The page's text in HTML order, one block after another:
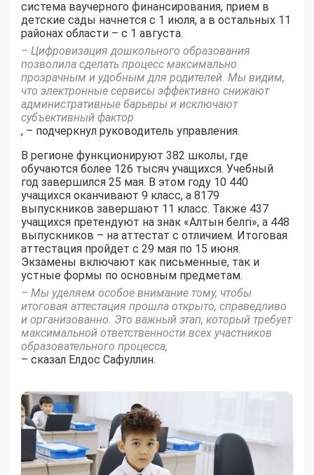
система ваучерного финансирования, прием в
детские сады начнется с 1 июля, а в остальных 11
районах области – с 1 августа.
– Цифровизация дошкольного образования
позволила сделать процесс максимально
прозрачным и удобным для родителей. Мы видим,
что электронные сервисы эффективно снижают
административные барьеры и исключают
субъективный фактор
, – подчеркнул руководитель управления.
В регионе функционируют 382 школы, где
обучаются более 126 тысяч учащихся. Учебный
год завершился 25 мая. В этом году 10 440
учащихся оканчивают 9 класс, а 8179
выпускников завершают 11 класс. Также 437
учащихся претендуют на знак «Алтын белгі», а 448
выпускников – на аттестат с отличием. Итоговая
аттестация пройдет с 29 мая по 15 июня.
Экзамены включают как письменные, так и
устные формы по основным предметам.
– Мы уделяем особое внимание тому, чтобы
итоговая аттестация прошла открыто, справедливо
и организованно. Это важный этап, который требует
максимальной ответственности всех участников
образовательного процесса,
– сказал Елдос Сафуллин.